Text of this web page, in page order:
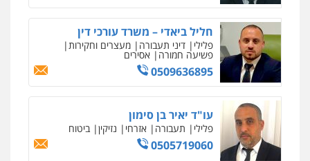
חליל ביאדי – משרד עורכי דין
פלילי דיני תעבורה מעצרים וחקירות
פשיעה חמורה אסירים
0509636895
עו"ד יאיר בן סימון
פלילי תעבורה אזרחי נזיקין ביטוח
0505719060
מחיקת כתבות מגוגל ודחיקת אזכורים
שליליים
0522508109
אחסון אתרים
מהירות הגנה גיבוי תמיכה שירותים